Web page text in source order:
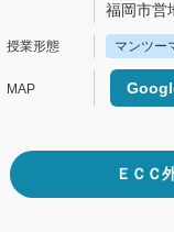
福岡市営
マンツー
ＥＣＣ